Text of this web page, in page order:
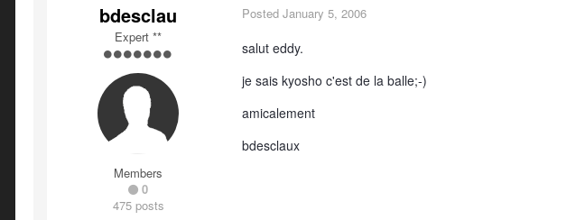
bdesclau
Expert **
Members
0
475 posts
Posted January 5, 2006
salut eddy.
je sais kyosho c'est de la balle;-)
amicalement
bdesclaux